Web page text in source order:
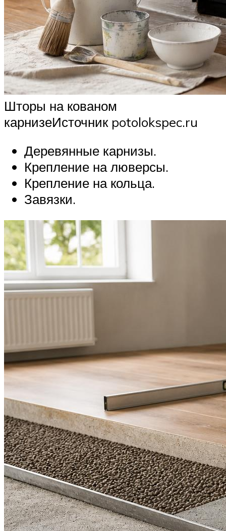
Шторы на кованом
карнизеИсточник potolokspec.ru
Деревянные карнизы.
Крепление на люверсы.
Крепление на кольца.
Завязки.